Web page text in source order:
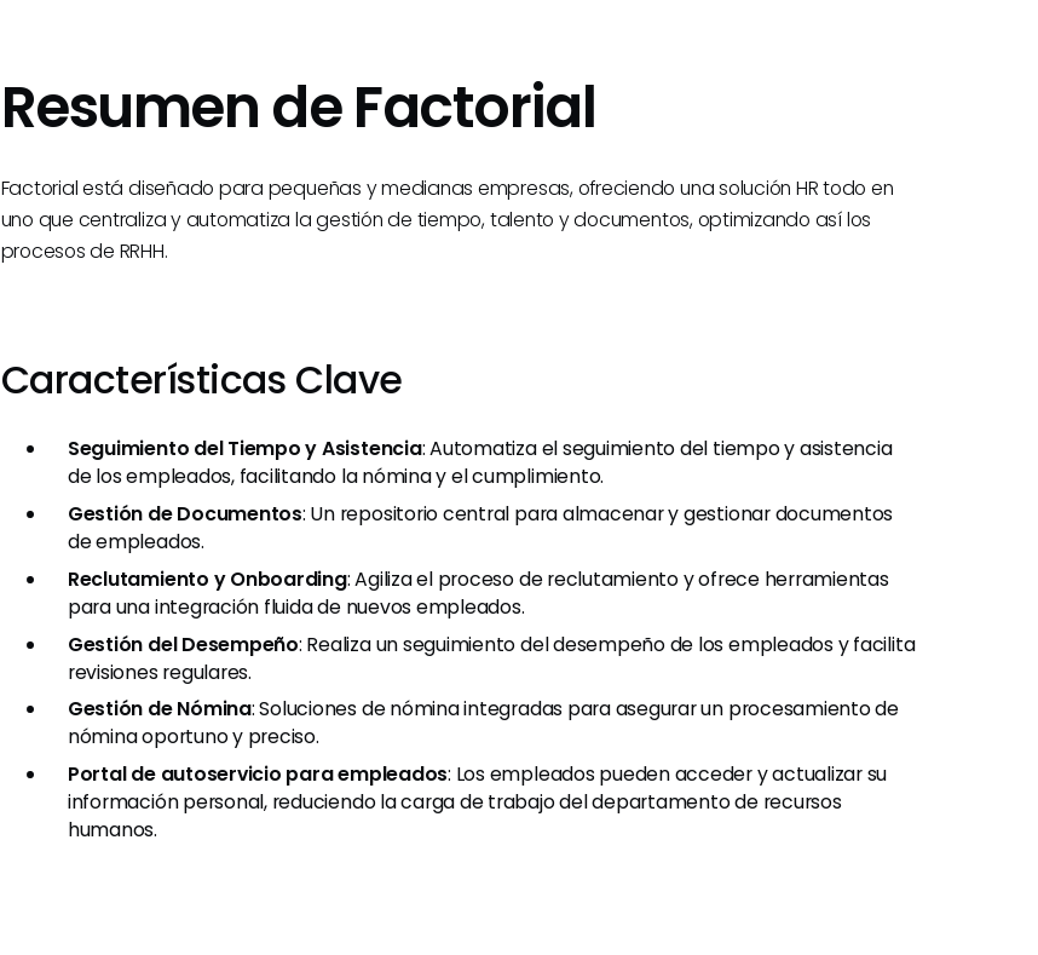
Resumen de Factorial
Factorial está diseñado para pequeñas y medianas empresas, ofreciendo una solución HR todo en
uno que centraliza y automatiza la gestión de tiempo, talento y documentos, optimizando así los
procesos de RRHH.
Características Clave
Seguimiento del Tiempo y Asistencia: Automatiza el seguimiento del tiempo y asistencia
de los empleados, facilitando la nómina y el cumplimiento.
Gestión de Documentos: Un repositorio central para almacenar y gestionar documentos
de empleados.
Reclutamiento y Onboarding: Agiliza el proceso de reclutamiento y ofrece herramientas
para una integración fluida de nuevos empleados.
Gestión del Desempeño: Realiza un seguimiento del desempeño de los empleados y facilita
revisiones regulares.
Gestión de Nómina: Soluciones de nómina integradas para asegurar un procesamiento de
nómina oportuno y preciso.
Portal de autoservicio para empleados: Los empleados pueden acceder y actualizar su
información personal, reduciendo la carga de trabajo del departamento de recursos
humanos.